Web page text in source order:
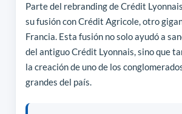
Parte del rebranding de Crédit
su fusión con Crédit Agricole, otro
Francia. Esta fusión no solo ayudó a
del antiguo Crédit Lyonnais, sino que
la creación de uno de los
grandes del país.